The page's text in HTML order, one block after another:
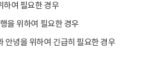
하여 필요한 경우
을 위하여 필요한 경우
안녕을 위하여 긴급히 필요한 경우